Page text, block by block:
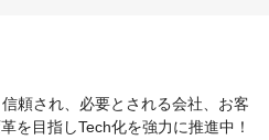
頼され、必要とされる会社、お客
を目指しTech化を強力に推進中！